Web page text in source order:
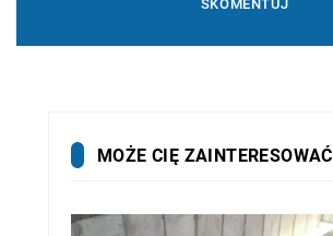
MOŻE CIĘ ZAINTERESOWAĆ